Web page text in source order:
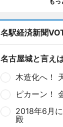
名駅経済新聞
名古屋城と言え
木造化へ！
ピカーン！
2018年6月
殿